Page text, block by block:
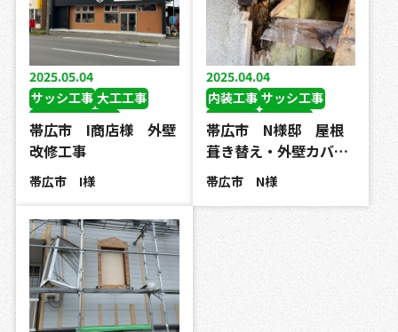
2025.05.04
帯広市 I商店様 外壁
改修工事
帯広市 I様
サッシ工事 大工工事
コーキング工事
板金工事
外壁カバー工事
その他の工事
2025.04.04
帯広市 N様邸 屋根
葺き替え・外壁カバ…
帯広市 N様
内装工事 サッシ工事
大工工事 軒天修理
屋根葺き替え工事
板金工事
外壁カバー工事
雨どい工事